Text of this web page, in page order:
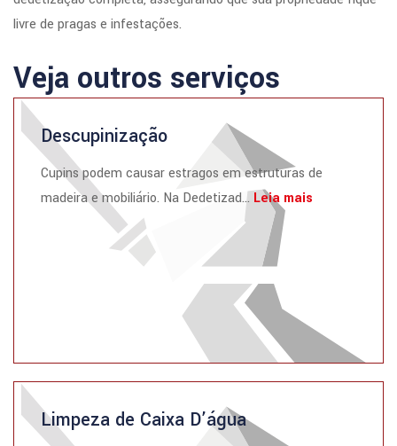
livre de pragas e infestações.
Veja outros serviços
Descupinização
Cupins podem causar estragos em estruturas de
madeira e mobiliário. Na Dedetizad... Leia mais
Limpeza de Caixa D’água